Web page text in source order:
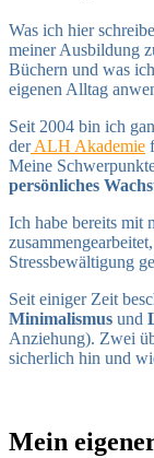
Was ich hier
meiner Ausbildung
Büchern und was
eigenen Alltag
Seit 2004 bin ich
derALH Akademie
Meine
persönliches
Ich habe bereits mit
Stressbewältigung
Seit einiger Zeit
Minimalismus und
Anziehung). Zwei
sicherlich hin und
Mein